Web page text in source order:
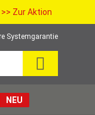
>> Zur Aktion
Systemgarantie
NEU